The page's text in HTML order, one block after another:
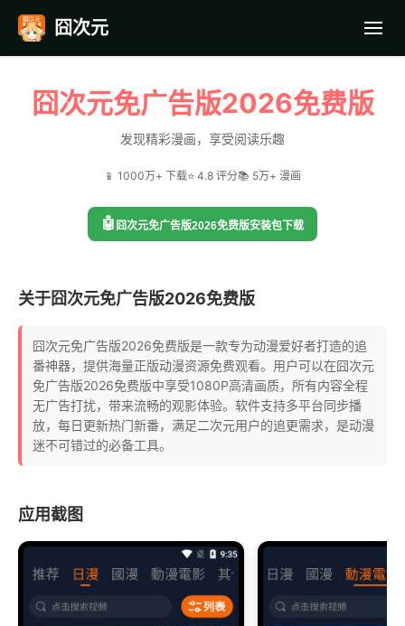
囧次元
囧次元免广告版2026免费版
发现精彩漫画，享受阅读乐趣
📱 1000万+ 下载⭐ 4.8 评分📚 5万+ 漫画
🤖 囧次元免广告版2026免费版安装包下载
关于囧次元免广告版2026免费版
囧次元免广告版2026免费版是一款专为动漫爱好者打造的追
番神器，提供海量正版动漫资源免费观看。用户可以在囧次元
免广告版2026免费版中享受1080P高清画质，所有内容全程
无广告打扰，带来流畅的观影体验。软件支持多平台同步播
放，每日更新热门新番，满足二次元用户的追更需求，是动漫
迷不可错过的必备工具。
应用截图